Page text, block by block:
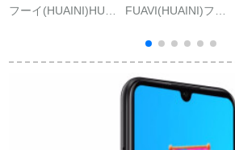
フーイ(HUAINI)HUA
FUAVI(HUAINI)フイ
Prosumont・ハウス
冷緑5 GB+12 Gバイ
ト(UD版スクリーン指
紋)